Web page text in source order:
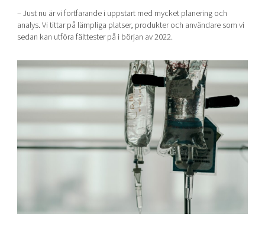
– Just nu är vi fortfarande i uppstart med mycket planering och
analys. Vi tittar på lämpliga platser, produkter och användare som vi
sedan kan utföra fälttester på i början av 2022.